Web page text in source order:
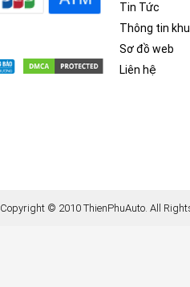
Tin Tức
Thông tin
Sơ đồ web
Liên hệ
Copyright © 2010 ThienPhuAuto. All